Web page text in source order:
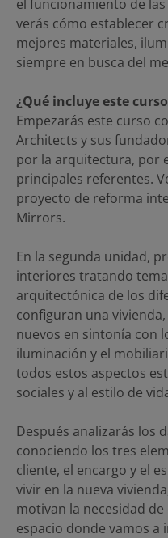
el funcionamiento de
verás cómo establecer
mejores materiales,
siempre en busca del
¿Qué incluye este
Empezarás este curso
Architects y sus
por la arquitectura, por
principales referentes.
proyecto de reforma
Mirrors.
En la segunda unidad,
interiores tratando
arquitectónica de los
configuran una
nuevos en sintonía con
iluminación y el
todos estos aspectos
sociales y al estilo de
Después analizarás los
conociendo los tres
cliente, el encargo y el
vivir en la nueva
motivan la necesidad
espacio donde vamos a